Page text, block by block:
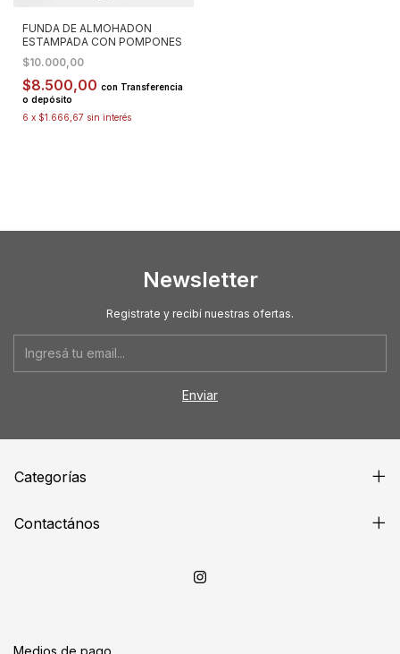
FUNDA DE ALMOHADON
ESTAMPADA CON POMPONES
$10.000,00
$8.500,00 con Transferencia
o depósito
6 x $1.666,67 sin interés
Newsletter
Registrate y recibí nuestras ofertas.
Categorías
Contactános
Medios de pago